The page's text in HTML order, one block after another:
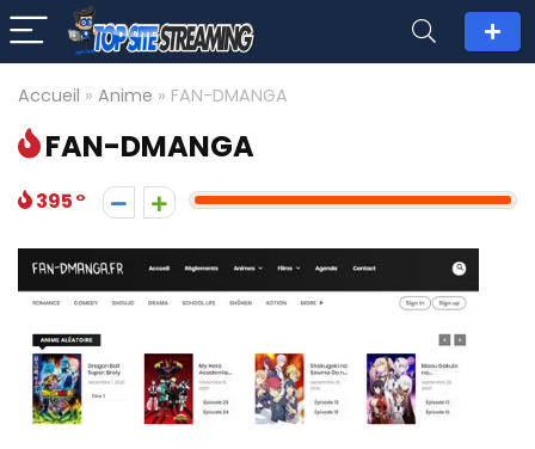
Accueil » Anime » FAN-DMANGA
FAN-DMANGA
395